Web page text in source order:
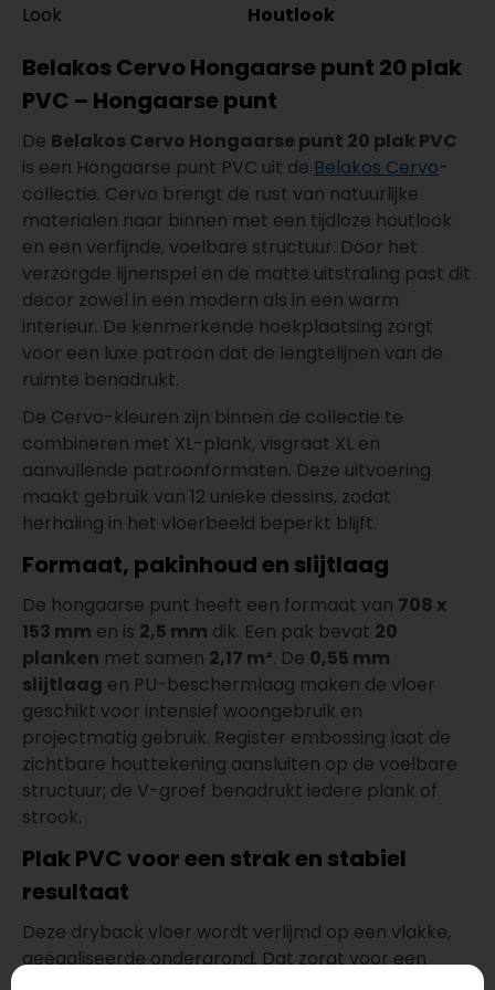
Look
Houtlook
Belakos Cervo Hongaarse punt 20 plak
PVC – Hongaarse punt
De Belakos Cervo Hongaarse punt 20 plak PVC
is een Hongaarse punt PVC uit de Belakos Cervo-
collectie. Cervo brengt de rust van natuurlijke
materialen naar binnen met een tijdloze houtlook
en een verfijnde, voelbare structuur. Door het
verzorgde lijnenspel en de matte uitstraling past dit
decor zowel in een modern als in een warm
interieur. De kenmerkende hoekplaatsing zorgt
voor een luxe patroon dat de lengtelijnen van de
ruimte benadrukt.
De Cervo-kleuren zijn binnen de collectie te
combineren met XL-plank, visgraat XL en
aanvullende patroonformaten. Deze uitvoering
maakt gebruik van 12 unieke dessins, zodat
herhaling in het vloerbeeld beperkt blijft.
Formaat, pakinhoud en slijtlaag
De hongaarse punt heeft een formaat van 708 x
153 mm en is 2,5 mm dik. Een pak bevat 20
planken met samen 2,17 m². De 0,55 mm
slijtlaag en PU-beschermlaag maken de vloer
geschikt voor intensief woongebruik en
projectmatig gebruik. Register embossing laat de
zichtbare houttekening aansluiten op de voelbare
structuur; de V-groef benadrukt iedere plank of
strook.
Plak PVC voor een strak en stabiel
resultaat
Deze dryback vloer wordt verlijmd op een vlakke,
geëgaliseerde ondergrond. Dat zorgt voor een